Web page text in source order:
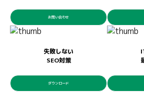
お問い合わせ
失敗しない
SEO対策
ダウンロード